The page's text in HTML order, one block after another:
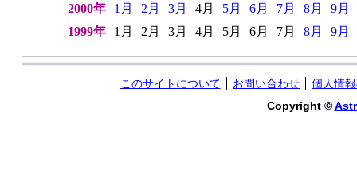
2000年 1月 2 月 3月 4月 5月 6月 7月 8月
9月
1999年
1月 2月 3月 4月 5月 6月 7月 8月 9月
このサイトについて お問い合わせ
個人情
Copyright ©